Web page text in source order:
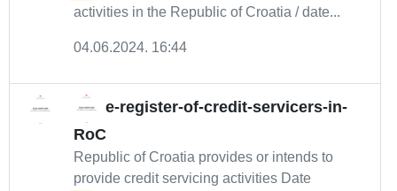
activities in the Republic of Croatia / date...
04.06.2024. 16:44
e-register-of-credit-servicers-in-
RoC
Republic of Croatia provides or intends to
provide credit servicing activities Date